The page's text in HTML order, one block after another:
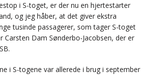
i S-toget, er der nu en hjertestarter
og jeg håber, at det giver ekstra
tusinde passagerer, som tager S-toget
Carsten Dam Sønderbo-Jacobsen, der er
i S-togene var allerede i brug i september